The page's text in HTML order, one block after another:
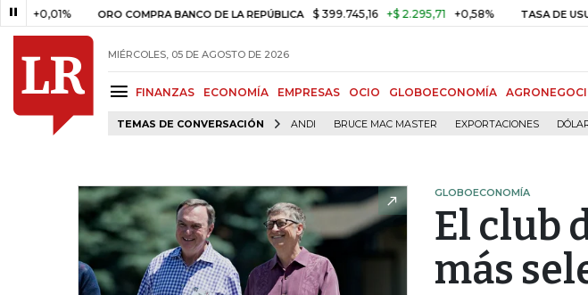
ORO COMPRA BANCO DE LA REPÚBLICA $ 399.745,16 +$ 2.295,71 +0,58% TASA DE USURA
MIÉRCOLES, 05 DE AGOSTO DE 2026
FINANZAS ECONOMÍA EMPRESAS OCIO GLOBOECONOMÍA
TEMAS DE CONVERSACIÓN ANDI BRUCE MAC MASTER EXPORTACIONES
GLOBOECONOMÍA
El club
más